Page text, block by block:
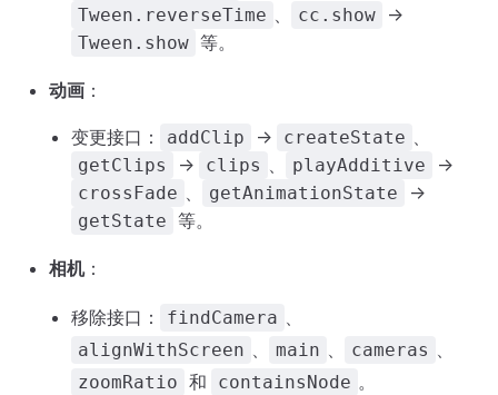
Tween.reverseTime 、 cc.show ->
Tween.show 等。
动画 ：
变更接口： addClip -> createState 、
getClips -> clips 、 playAdditive ->
crossFade 、 getAnimationState ->
getState 等。
相机：
移除接口： findCamera 、
alignWithScreen 、 main 、 cameras 、
zoomRatio 和 containsNode 。